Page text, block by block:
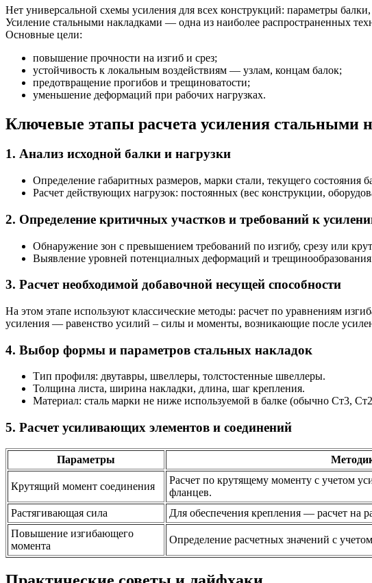
Нет универсальной схемы усиления для всех конструкций: параметры
Усиление стальными накладками — одна из наиболее распространенных
Основные цели:
повышение прочности на изгиб и срез;
устойчивость к локальным воздействиям — узлам, концам балок;
предотвращение прогибов и трещиноватости;
уменьшение деформаций при рабочих нагрузках.
Ключевые этапы расчета усиления стальными
1. Анализ исходной балки и нагрузки
Определение габаритных размеров, марки стали, текущего состояния
Расчет действующих нагрузок: постоянных (вес конструкции,
2. Определение критичных участков и требований к
Обнаружение зон с превышением требований по изгибу, срезу или
Выявление уровней потенциалных деформаций и
3. Расчет необходимой добавочной несущей способности
На этом этапе используют классические методы: расчет по уравнениям
усиления — равенство усилий – силы и моменты, возникающие после
4. Выбор формы и параметров стальных накладок
Тип профиля: двутавры, швеллеры, толстостенные швеллеры.
Толщина листа, ширина накладки, длина, шаг крепления.
Материал: сталь марки не ниже используемой в балке (обычно Ст3,
5. Расчет усиливающих элементов и соединений
Параметры
Крутящий момент соединения
Расчет по крутящему моменту с учетом
фланцев.
Растягивающая сила
Для обеспечения крепления — расчет на
Повышение изгибающего
момента
Определение расчетных значений с